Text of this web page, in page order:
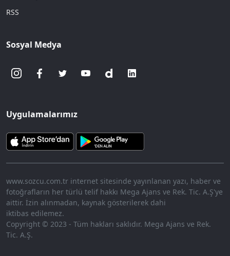
RSS
Sosyal Medya
Uygulamalarımız
www.sozcu.com.tr internet sitesinde yayınlanan yazı, haber ve
fotoğrafların her türlü telif hakkı Mega Ajans ve Rek. Tic. A.Ş'ye
aittir. İzin alınmadan, kaynak gösterilerek dahi
iktibas edilemez.
Copyright © 2023 - Tüm hakları saklıdır. Mega Ajans ve Rek.
Tic. A.Ş.